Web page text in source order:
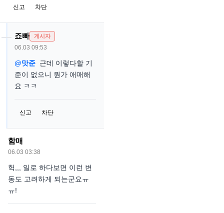
신고 차단
죠빠 게시자
06.03 09:53
@맛준 근데 이렇다할 기
준이 없으니 뭔가 애매해
요 ㅋㅋ
신고 차단
함매
06.03 03:38
헉,,, 일로 하다보면 이런 변
동도 고려하게 되는군요ㅠ
ㅠ!